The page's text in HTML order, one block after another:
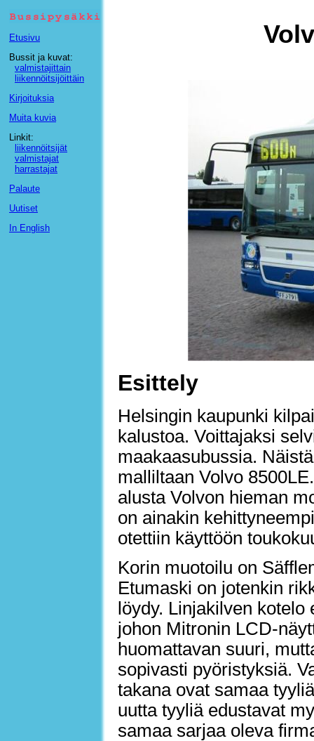
Etusivu
Bussit ja kuvat:
valmistajittain
liikennöitsijöittäin
Kirjoituksia
Muita kuvia
Linkit:
liikennöitsijät
valmistajat
harrastajat
Palaute
Uutiset
In English
Esittely
Helsingin kaupunki
kalustoa. Voittajaksi
maakaasubussia.
malliltaan Volvo
alusta Volvon hieman
on ainakin
otettiin käyttöön
Korin muotoilu on
Etumaski on jotenkin
löydy. Linjakilven
johon Mitronin LCD-
huomattavan suuri,
sopivasti pyöristyksiä.
takana ovat samaa
uutta tyyliä edustavat
samaa sarjaa oleva